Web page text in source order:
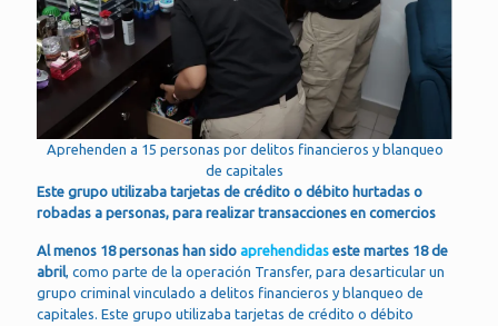
Aprehenden a 15 personas por delitos financieros y blanqueo
de capitales
Este grupo utilizaba tarjetas de crédito o débito hurtadas o
robadas a personas, para realizar transacciones en comercios
Al menos 18 personas han sido aprehendidas este martes 18 de
abril, como parte de la operación Transfer, para desarticular un
grupo criminal vinculado a delitos financieros y blanqueo de
capitales. Este grupo utilizaba tarjetas de crédito o débito